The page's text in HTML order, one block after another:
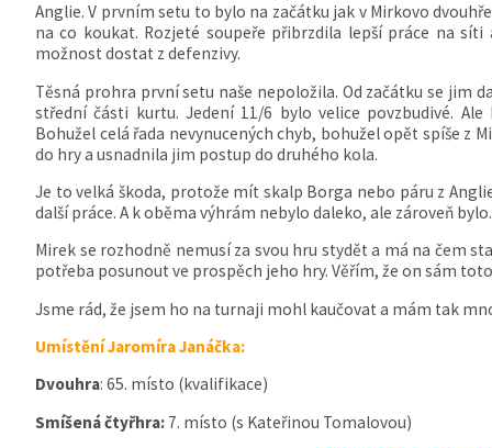
Anglie. V prvním setu to bylo na začátku jak v Mirkovo
na co koukat. Rozjeté soupeře přibrzdila lepší práce na
možnost dostat z defenzivy.
Těsná prohra první setu naše nepoložila. Od začátku se jim
střední části kurtu. Jedení 11/6 bylo velice povzbudivé.
Bohužel celá řada nevynucených chyb, bohužel opět spíše z
do hry a usnadnila jim postup do druhého kola.
Je to velká škoda, protože mít skalp Borga nebo páru z
další práce. A k oběma výhrám nebylo daleko, ale zároveň bylo.
Mirek se rozhodně nemusí za svou hru stydět a má na čem
potřeba posunout ve prospěch jeho hry. Věřím, že on sám
Jsme rád, že jsem ho na turnaji mohl kaučovat a mám tak
Umístění Jaromíra Janáčka:
Dvouhra: 65. místo (kvalifikace)
Smíšená čtyřhra: 7. místo (s Kateřinou Tomalovou)